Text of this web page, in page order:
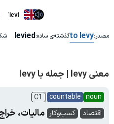
ˈlevi
مصدر:to levyگذشته‌ی ساده:levied
معنی levy | جمله با levy
noun
countable
C1
اقتصاد
کسب‌وکار مالیات،